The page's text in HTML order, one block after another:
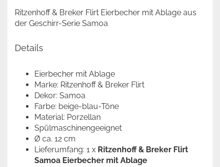
Ritzenhoff & Breker Flirt Eierbecher mit Ablage aus
der Geschirr-Serie Samoa
Details
Eierbecher mit Ablage
Marke: Ritzenhoff & Breker Flirt
Dekor: Samoa
Farbe: beige-blau-Töne
Material: Porzellan
Spülmaschinengeeignet
Ø ca. 12 cm
Lieferumfang: 1 x Ritzenhoff & Breker Flirt
Samoa Eierbecher mit Ablage